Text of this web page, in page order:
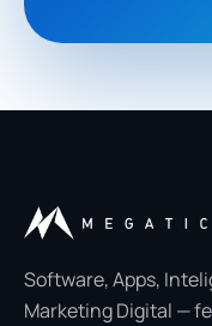
Software, Apps,
Marketing Digital —